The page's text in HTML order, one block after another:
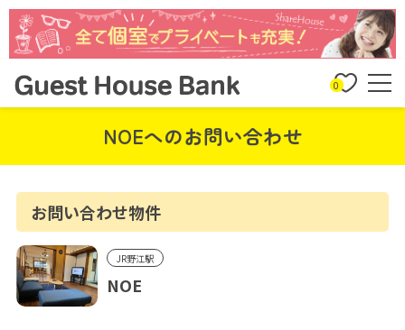
0
NOEへのお問い合わせ
お問い合わせ物件
JR野江駅
NOE